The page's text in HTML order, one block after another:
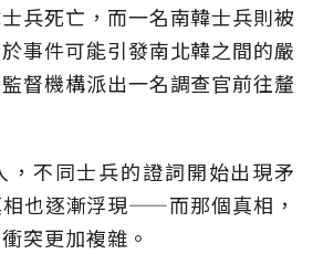
兵死亡，而一名南韓士兵則被
事件可能引發南北韓之間的嚴
督機構派出一名調查官前往釐
，不同士兵的證詞開始出現矛
也逐漸浮現——而那個真相，
突更加複雜。